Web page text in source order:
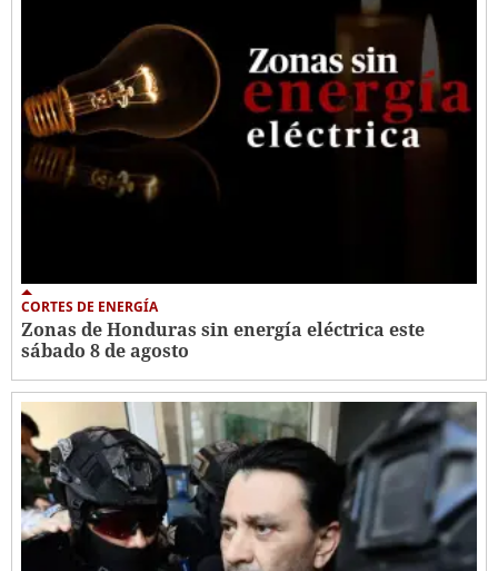
CORTES DE ENERGÍA
Zonas de Honduras sin energía eléctrica este
sábado 8 de agosto